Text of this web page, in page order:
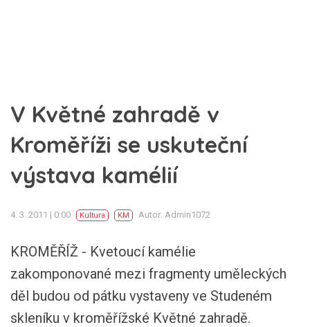
V Květné zahradě v
Kroměříži se uskuteční
výstava kamélií
4. 3. 2011 | 0:00 Kultura KM Autor: Admin1072
KROMĚŘÍŽ - Kvetoucí kamélie
zakomponované mezi fragmenty uměleckých
děl budou od pátku vystaveny ve Studeném
skleníku v kroměřížské Květné zahradě.